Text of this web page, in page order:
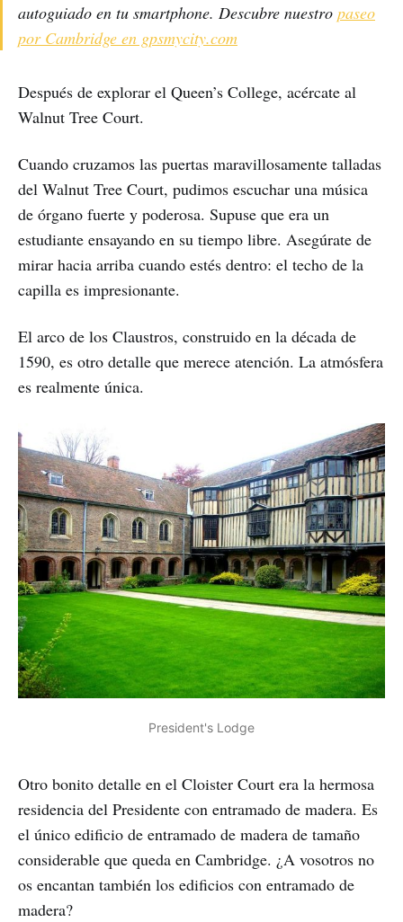
autoguiado en tu smartphone. Descubre nuestro paseo
por Cambridge en gpsmycity.com
Después de explorar el Queen’s College, acércate al
Walnut Tree Court.
Cuando cruzamos las puertas maravillosamente talladas
del Walnut Tree Court, pudimos escuchar una música
de órgano fuerte y poderosa. Supuse que era un
estudiante ensayando en su tiempo libre. Asegúrate de
mirar hacia arriba cuando estés dentro: el techo de la
capilla es impresionante.
El arco de los Claustros, construido en la década de
1590, es otro detalle que merece atención. La atmósfera
es realmente única.
President's Lodge
Otro bonito detalle en el Cloister Court era la hermosa
residencia del Presidente con entramado de madera. Es
el único edificio de entramado de madera de tamaño
considerable que queda en Cambridge. ¿A vosotros no
os encantan también los edificios con entramado de
madera?